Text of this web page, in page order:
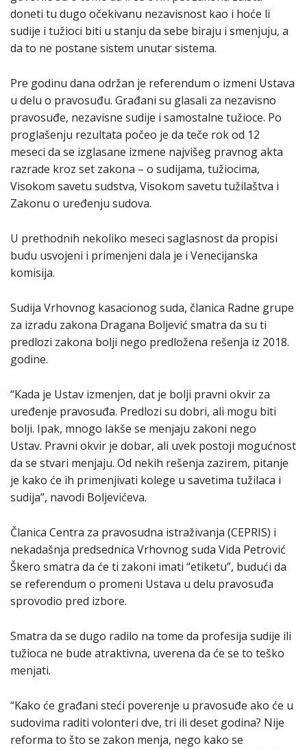
doneti tu dugo očekivanu nezavisnost kao i hoće li
sudije i tužioci biti u stanju da sebe biraju i smenjuju, a
da to ne postane sistem unutar sistema.
Pre godinu dana održan je referendum o izmeni Ustava
u delu o pravosuđu. Građani su glasali za nezavisno
pravosuđe, nezavisne sudije i samostalne tužioce. Po
proglašenju rezultata počeo je da teče rok od 12
meseci da se izglasane izmene najvišeg pravnog akta
razrade kroz set zakona – o sudijama, tužiocima,
Visokom savetu sudstva, Visokom savetu tužilaštva i
Zakonu o uređenju sudova.
U prethodnih nekoliko meseci saglasnost da propisi
budu usvojeni i primenjeni dala je i Venecijanska
komisija.
Sudija Vrhovnog kasacionog suda, članica Radne grupe
za izradu zakona Dragana Boljević smatra da su ti
predlozi zakona bolji nego predložena rešenja iz 2018.
godine.
“Kada je Ustav izmenjen, dat je bolji pravni okvir za
uređenje pravosuđa. Predlozi su dobri, ali mogu biti
bolji. Ipak, mnogo lakše se menjaju zakoni nego
Ustav. Pravni okvir je dobar, ali uvek postoji mogućnost
da se stvari menjaju. Od nekih rešenja zazirem, pitanje
je kako će ih primenjivati kolege u savetima tužilaca i
sudija”, navodi Boljevićeva.
Članica Centra za pravosudna istraživanja (CEPRIS) i
nekadašnja predsednica Vrhovnog suda Vida Petrović
Škero smatra da će ti zakoni imati “etiketu”, budući da
se referendum o promeni Ustava u delu pravosuđa
sprovodio pred izbore.
Smatra da se dugo radilo na tome da profesija sudije ili
tužioca ne bude atraktivna, uverena da će se to teško
menjati.
“Kako će građani steći poverenje u pravosuđe ako će u
sudovima raditi volonteri dve, tri ili deset godina? Nije
reforma to što se zakon menja, nego kako se